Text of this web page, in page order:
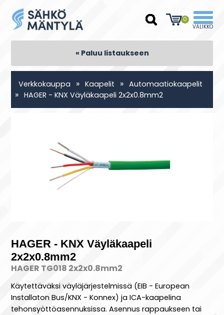
0
« Paluu listaukseen
Verkkokauppa » Kaapelit » Automaatiokaapelit
» HAGER - KNX Väyläkaapeli 2x2x0.8mm2
HAGER - KNX Väyläkaapeli
2x2x0.8mm2
HAGER TG018 2x2x0.8mm2
Käytettäväksi väyläjärjestelmissä (EIB - European
Installaton Bus/KNX - Konnex) ja ICA-kaapelina
tehonsyöttöasennuksissa. Asennus rappaukseen tai